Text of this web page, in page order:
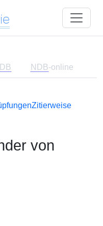
NDB-online
Zitierweise
von